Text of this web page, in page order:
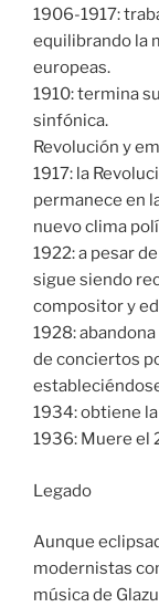
1906-1917:
equilibrando la
europeas.
1910: termina
sinfónica.
Revolución y
1917: la
permanece en
nuevo clima
1922: a pesar
sigue siendo
compositor y
1928:
de conciertos
1934: obtiene
1936: Muere el
Legado
Aunque
modernistas
música de